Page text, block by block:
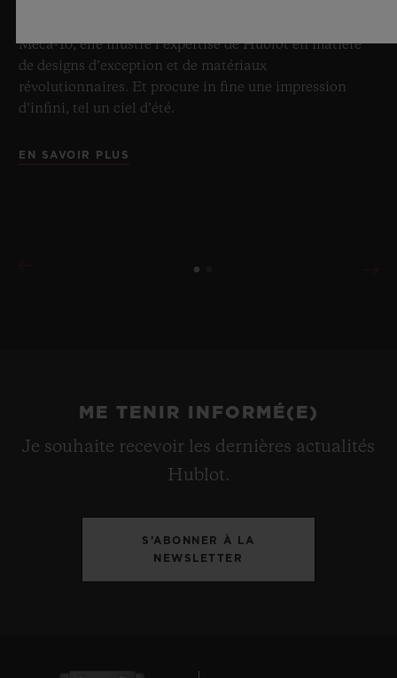
Meca-10, elle illustre l’expertise de Hublot en matière
de designs d’exception et de matériaux
révolutionnaires. Et procure in fine une impression
d’infini, tel un ciel d’été.
EN SAVOIR PLUS
ME TENIR INFORMÉ(E)
Je souhaite recevoir les dernières actualités
Hublot.
S’ABONNER À LA
NEWSLETTER